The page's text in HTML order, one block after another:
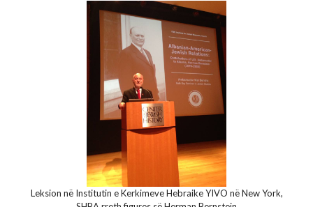
Leksion në Institutin e Kerkimeve Hebraike YIVO në New York,